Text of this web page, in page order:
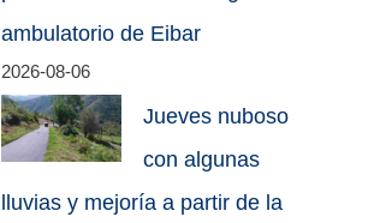
ambulatorio de Eibar
2026-08-06
Jueves nuboso
con algunas
lluvias y mejoría a partir de la